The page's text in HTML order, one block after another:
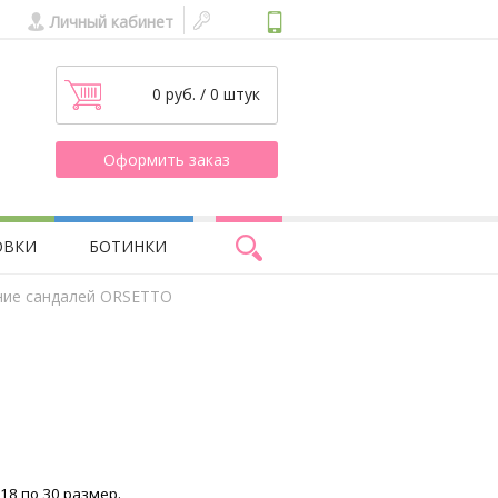
Личный кабинет
0 руб. / 0 штук
Оформить заказ
БОТИНКИ
сандалей ORSETTO
по 30 размер.